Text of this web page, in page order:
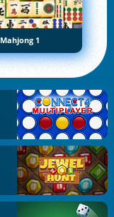
Mahjong 1